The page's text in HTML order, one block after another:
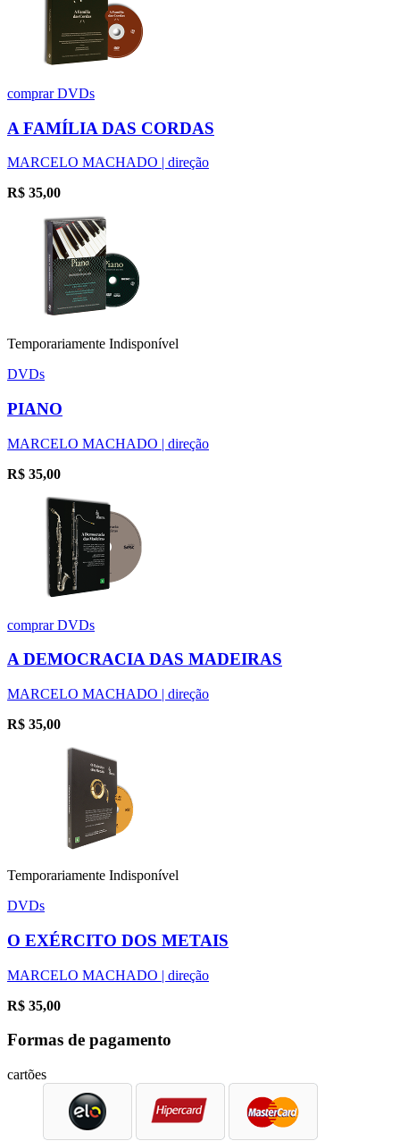
comprarDVDs
A FAMÍLIA DAS CORDAS
MARCELO MACHADO | direção
R$ 35,00
Temporariamente Indisponível
DVDs
PIANO
MARCELO MACHADO | direção
R$ 35,00
comprarDVDs
A DEMOCRACIA DAS MADEIRAS
MARCELO MACHADO | direção
R$ 35,00
Temporariamente Indisponível
DVDs
O EXÉRCITO DOS METAIS
MARCELO MACHADO | direção
R$ 35,00
Formas de pagamento
cartões